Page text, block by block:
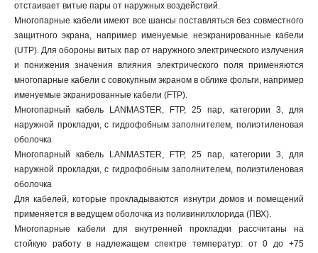
отстаивает витые пары от наружных воздействий.
Многопарные кабели имеют все шансы поставляться без совместного
защитного экрана, например именуемые неэкранированные кабели
(UTP). Для обороны витых пар от наружного электрического излучения
и понижения значения влияния электрического поля применяются
многопарные кабели с совокупным экраном в облике фольги, например
именуемые экранированные кабели (FTP).
Многопарный кабель LANMASTER, FTP, 25 пар, категории 3, для
наружной прокладки, с гидрофобным заполнителем, полиэтиленовая
оболочка
Многопарный кабель LANMASTER, FTP, 25 пар, категории 3, для
наружной прокладки, с гидрофобным заполнителем, полиэтиленовая
оболочка
Для кабелей, которые прокладываются изнутри домов и помещений
применяется в ведущем оболочка из поливинилхлорида (ПВХ).
Многопарные кабели для внутренней прокладки рассчитаны на
стойкую работу в надлежащем спектре температур: от 0 до +75